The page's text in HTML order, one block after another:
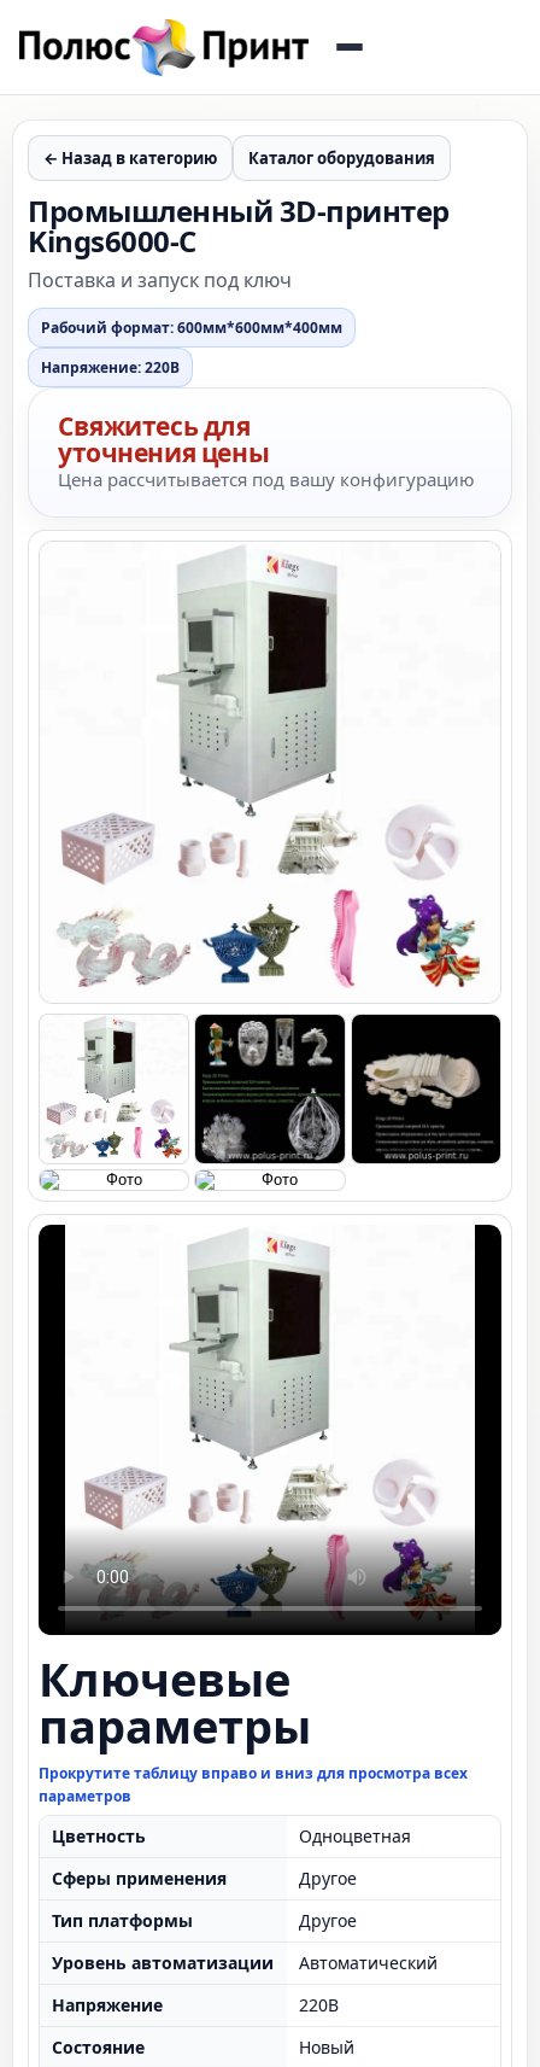
← Назад в категорию Каталог оборудования
Промышленный 3D-принтер
Kings6000-C
Поставка и запуск под ключ
Рабочий формат: 600мм*600мм*400мм
Напряжение: 220В
Свяжитесь для
уточнения цены
Цена рассчитывается под вашу конфигурацию
Ключевые
параметры
Прокрутите таблицу вправо и вниз для просмотра всех
параметров
Цветность
Одноцветная
Сферы применения
Другое
Тип платформы
Другое
Уровень автоматизации
Автоматический
Напряжение
220В
Состояние
Новый